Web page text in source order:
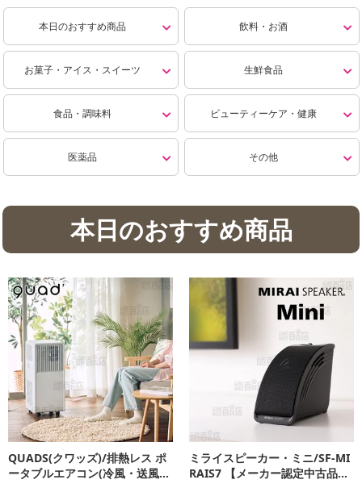
本日のおすすめ商品 飲料・お酒
お菓子・アイス・スイーツ 生鮮食品
食品・調味料 ビューティーケア・健康
医薬品 その他
本日のおすすめ商品
QUADS(クワッズ)/排熱レス ポ
ータブルエアコン(冷風・送風・
ミライスピーカー・ミニ/SF-MI
RAIS7 【メーカー認定中古品